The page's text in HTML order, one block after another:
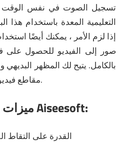
تسجيل الصوت في نفس الوقت ،
التعليمية المعدة باستخدام هذا
إذا لزم الأمر ، يمكنك أيضًا
صور إلى الفيديو للحصول على
بالكامل. يتيح لك المظهر البديهي
مقاطع فيديو دون أي تدريب خاص.
ميزات مسجل الشاشة Aiseesoft:
القدرة على التقاط